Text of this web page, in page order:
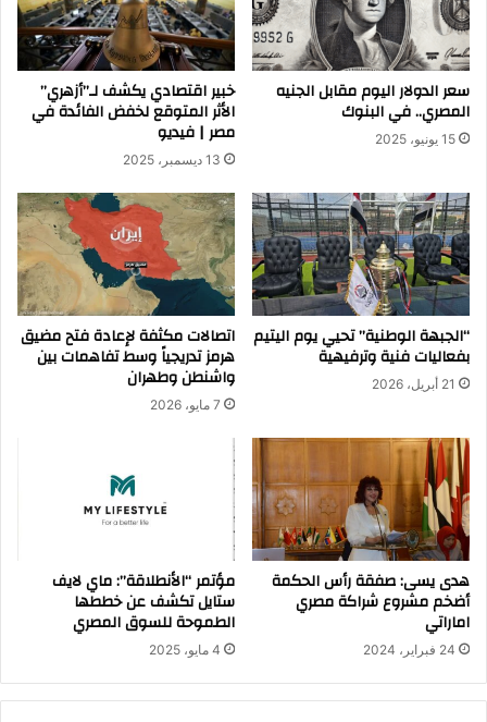
سعر الدولار اليوم مقابل الجنيه
المصري.. في البنوك
15 يونيو، 2025
خبير اقتصادي يكشف لـ”أزهري”
الأثر المتوقع لخفض الفائدة في
مصر | فيديو
13 ديسمبر، 2025
“الجبهة الوطنية” تحيي يوم اليتيم
بفعاليات فنية وترفيهية
21 أبريل، 2026
اتصالات مكثفة لإعادة فتح مضيق
هرمز تدريجياً وسط تفاهمات بين
واشنطن وطهران
7 مايو، 2026
هدى يسى: صفقة رأس الحكمة
أضخم مشروع شراكة مصري
اماراتي
24 فبراير، 2024
مؤتمر “الأنطلاقة”: ماي لايف
ستايل تكشف عن خططها
الطموحة للسوق المصري
4 مايو، 2025